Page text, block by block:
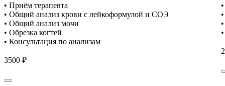
• Приём терапевта
• Общий анализ крови с лейкоформулой и СОЭ
• Общий анализ мочи
• Обрезка когтей
• Консультация по анализам
3500 ₽